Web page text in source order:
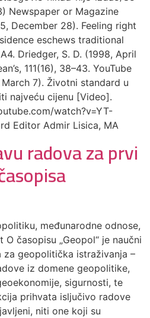
Newspaper or Magazine
December 28). Feeling right
eschews traditional
Driedger, S. D. (1998, April
111(16), 38–43. YouTube
7). Životni standard u
najveću cijenu [Video].
watch?v=YT-
Editor Admir Lisica, MA
radova za prvi
međunarodne odnose,
časopisu „Geopol“ je naučni
za geopolitička istraživanja –
iz domene geopolitike,
sigurnosti, te
prihvata isljučivo radove
niti one koji su